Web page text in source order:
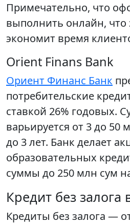
Примечательно, что
выполнить онлайн, что
экономит время
Orient Finans Bank
Ориент Финанс Банк
потребительские
ставкой 26% годовых.
варьируется от 3 до 50
до 3 лет. Банк делает
образовательных
суммы до 250 млн сум
Кредит без залога
Кредиты без залога —